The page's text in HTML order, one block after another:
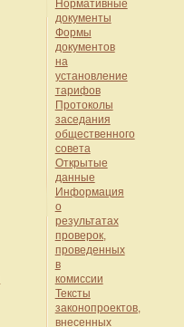
Нормативные
документы
Формы
документов
на
установление
тарифов
Протоколы
заседания
общественного
совета
Открытые
данные
Информация
о
результатах
проверок,
проведенных
в
комиссии
Тексты
законопроектов,
внесенных